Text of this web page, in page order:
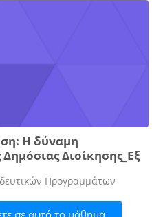
Η δύναμη
Διοίκησης_Εξ
Προγραμμάτων
σε αυτό το μάθημα